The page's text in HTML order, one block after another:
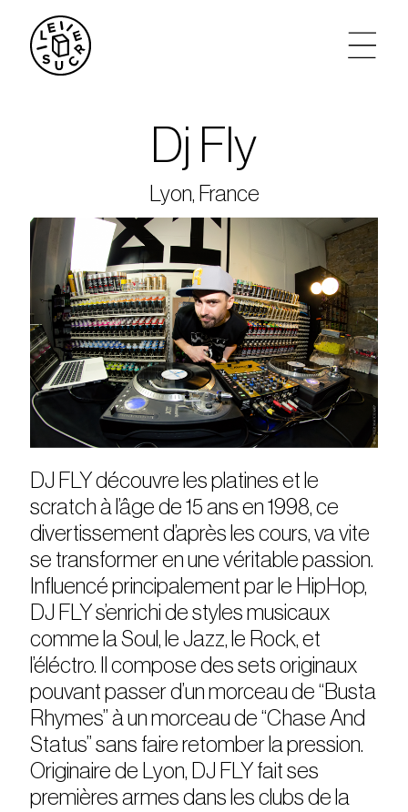
agenda
tickets
le sucre max
partenariats
privatisations
Dj Fly
Lyon, France
DJ FLY découvre les platines et le
scratch à l’âge de 15 ans en 1998, ce
divertissement d’après les cours, va vite
se transformer en une véritable passion.
Influencé principalement par le HipHop,
DJ FLY s’enrichi de styles musicaux
comme la Soul, le Jazz, le Rock, et
l’éléctro. Il compose des sets originaux
pouvant passer d’un morceau de “Busta
Rhymes” à un morceau de “Chase And
Status” sans faire retomber la pression.
Originaire de Lyon, DJ FLY fait ses
premières armes dans les clubs de la